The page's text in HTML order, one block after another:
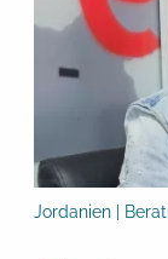
Jordanien |